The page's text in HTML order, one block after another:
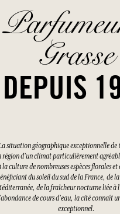
Grasse
DEPUIS
situation géographique exceptionnelle de
région d'un climat particulièrement
la culture de nombreuses espèces florales
du soleil du sud de la France, de
de la fraîcheur nocturne liée à
de cours d'eau, la cité connaît
exceptionnel.